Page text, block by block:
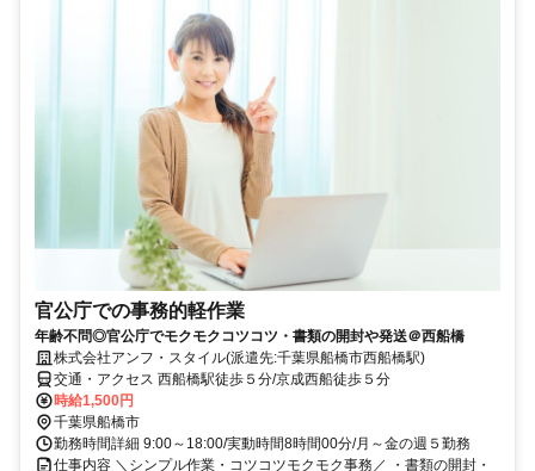
官公庁での事務的軽作業
年齢不問◎官公庁でモクモクコツコツ・書類の開封や発送＠西船橋
株式会社アンフ・スタイル(派遣先:千葉県船橋市西船橋駅)
交通・アクセス 西船橋駅徒歩５分/京成西船徒歩５分
時給1,500円
千葉県船橋市
勤務時間詳細 9:00～18:00/実動時間8時間00分/月～金の週５勤務
仕事内容 ＼シンプル作業・コツコツモクモク事務／ ・書類の開封・